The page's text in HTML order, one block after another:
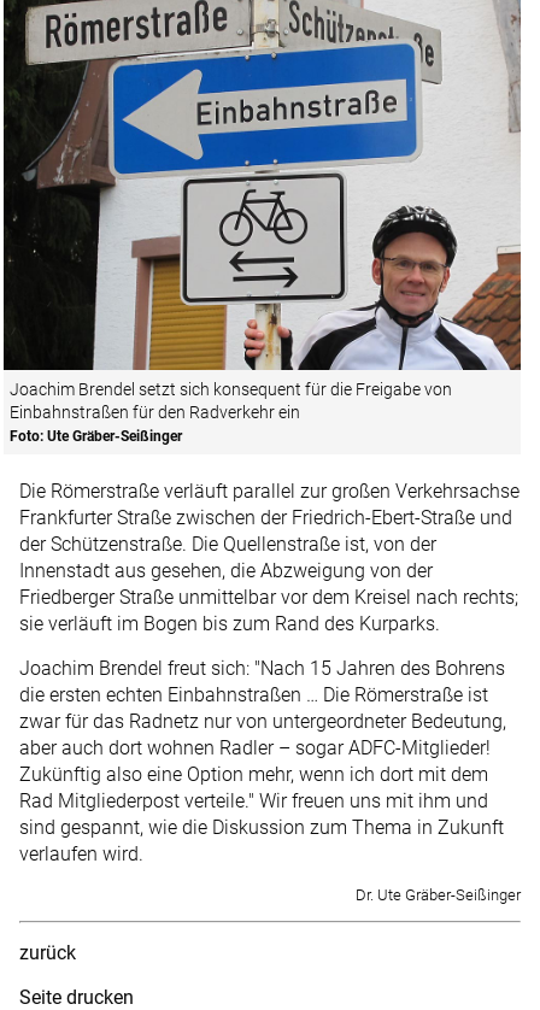
Joachim Brendel setzt sich konsequent für die Freigabe von
Einbahnstraßen für den Radverkehr ein
Foto: Ute Gräber-Seißinger
Die Römerstraße verläuft parallel zur großen Verkehrsachse
Frankfurter Straße zwischen der Friedrich-Ebert-Straße und
der Schützenstraße. Die Quellenstraße ist, von der
Innenstadt aus gesehen, die Abzweigung von der
Friedberger Straße unmittelbar vor dem Kreisel nach rechts;
sie verläuft im Bogen bis zum Rand des Kurparks.
Joachim Brendel freut sich: "Nach 15 Jahren des Bohrens
die ersten echten Einbahnstraßen … Die Römerstraße ist
zwar für das Radnetz nur von untergeordneter Bedeutung,
aber auch dort wohnen Radler – sogar ADFC-Mitglieder!
Zukünftig also eine Option mehr, wenn ich dort mit dem
Rad Mitgliederpost verteile." Wir freuen uns mit ihm und
sind gespannt, wie die Diskussion zum Thema in Zukunft
verlaufen wird.
Dr. Ute Gräber-Seißinger
zurück
Seite drucken